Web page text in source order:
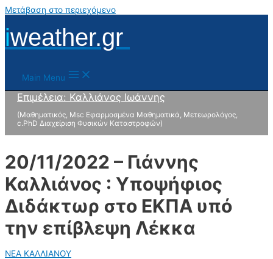
Μετάβαση στο περιεχόμενο
iweather.gr
Main Menu
Επιμέλεια: Καλλιάνος Ιωάννης
(Μαθηματικός, Msc Εφαρμοσμένα Μαθηματικά, Μετεωρολόγος,
c.PhD Διαχείριση Φυσικών Καταστροφών)
20/11/2022 – Γιάννης
Καλλιάνος : Υποψήφιος
Διδάκτωρ στο ΕΚΠΑ υπό
την επίβλεψη Λέκκα
ΝΕΑ ΚΑΛΛΙΑΝΟΥ